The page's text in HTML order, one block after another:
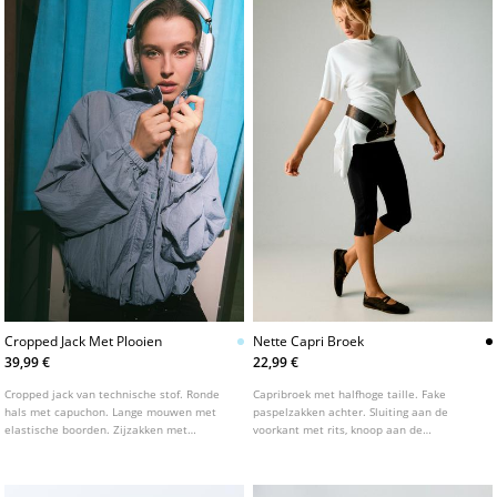
Cropped Jack Met Plooien
39,99 €
Cropped jack van technische stof. Ronde
hals met capuchon. Lange mouwen met
elastische boorden. Zijzakken met
Nette Capri Broek
22,99 €
Capribroek met halfhoge taille. Fake
paspelzakken achter. Sluiting aan de
voorkant met rits, knoop aan de